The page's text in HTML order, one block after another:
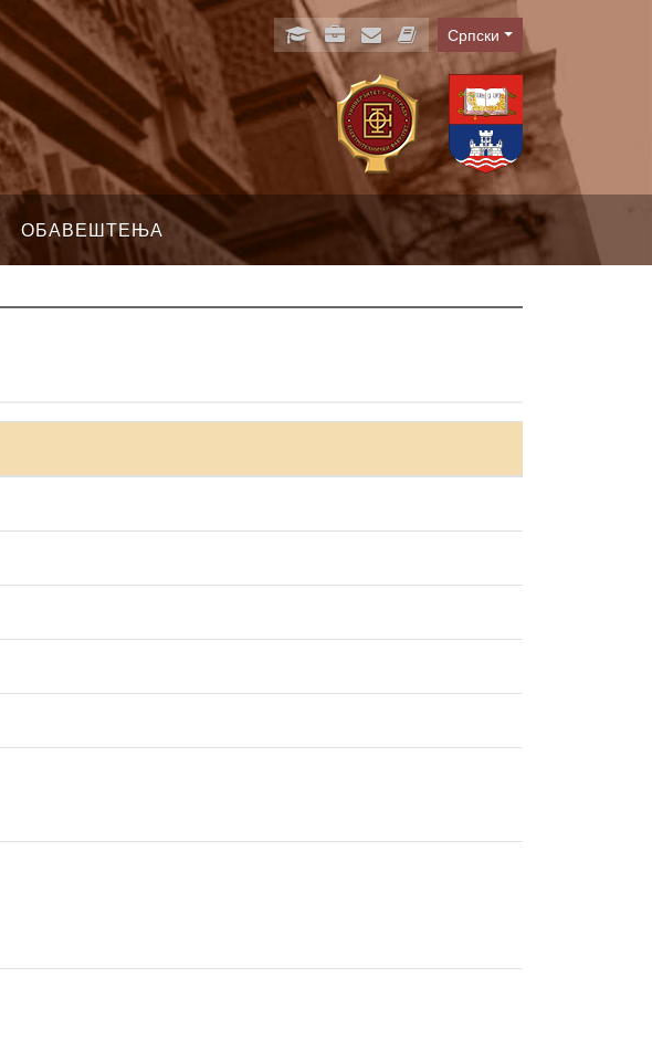
Language
Српски
ОБАВЕШТЕЊА